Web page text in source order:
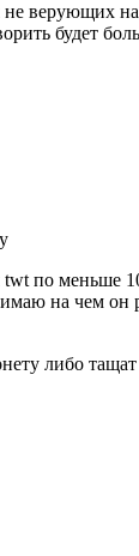
верующих на
будет
twt по меньше
на чем он
либо